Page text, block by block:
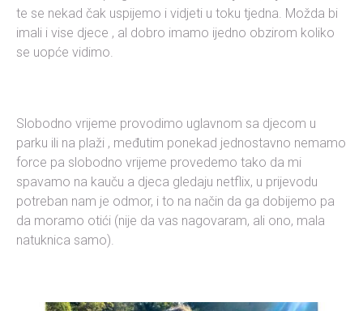
te se nekad čak uspijemo i vidjeti u toku tjedna. Možda bi
imali i vise djece , al dobro imamo ijedno obzirom koliko
se uopće vidimo.
Slobodno vrijeme provodimo uglavnom sa djecom u
parku ili na plaži , međutim ponekad jednostavno nemamo
force pa slobodno vrijeme provedemo tako da mi
spavamo na kauču a djeca gledaju netflix, u prijevodu
potreban nam je odmor, i to na način da ga dobijemo pa
da moramo otići (nije da vas nagovaram, ali ono, mala
natuknica samo).